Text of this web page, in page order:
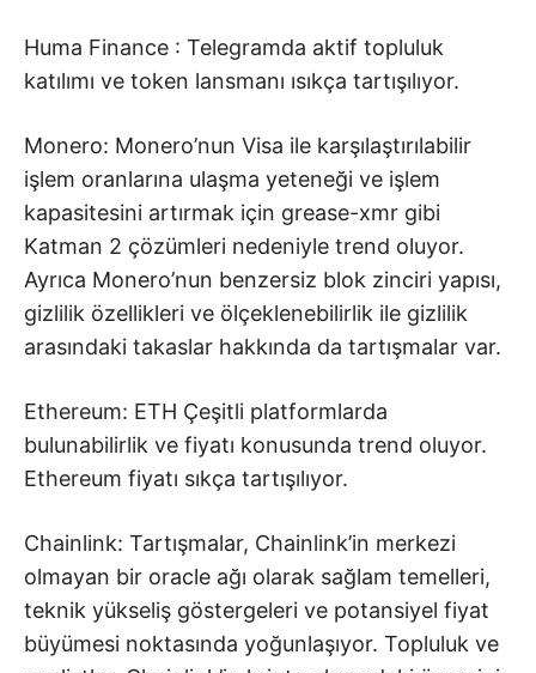
Huma Finance : Telegramda aktif topluluk
katılımı ve token lansmanı ısıkça tartışılıyor.
Monero: Monero’nun Visa ile karşılaştırılabilir
işlem oranlarına ulaşma yeteneği ve işlem
kapasitesini artırmak için grease-xmr gibi
Katman 2 çözümleri nedeniyle trend oluyor.
Ayrıca Monero’nun benzersiz blok zinciri yapısı,
gizlilik özellikleri ve ölçeklenebilirlik ile gizlilik
arasındaki takaslar hakkında da tartışmalar var.
Ethereum: ETH Çeşitli platformlarda
bulunabilirlik ve fiyatı konusunda trend oluyor.
Ethereum fiyatı sıkça tartışılıyor.
Chainlink: Tartışmalar, Chainlink’in merkezi
olmayan bir oracle ağı olarak sağlam temelleri,
teknik yükseliş göstergeleri ve potansiyel fiyat
büyümesi noktasında yoğunlaşıyor. Topluluk ve